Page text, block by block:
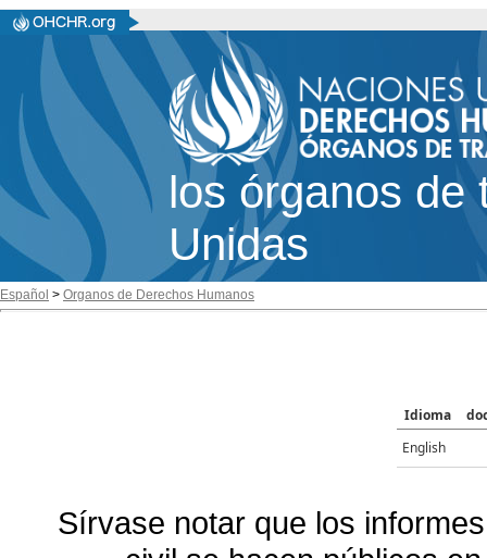
los órganos de
Unidas
Español > Organos de Derechos Humanos
Idioma
English
Sírvase notar que los